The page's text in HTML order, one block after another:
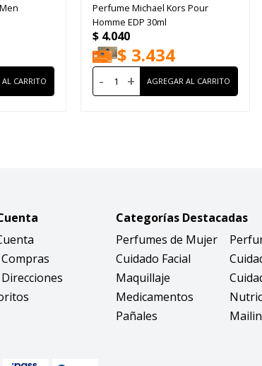
Perfume Michael Kors Pour
Homme EDP 30ml
$ 4.040
$ 3.434
- +
Categorías Destacadas
Perfumes de Mujer
Cuidado Facial
Maquillaje
Medicamentos
Pañales